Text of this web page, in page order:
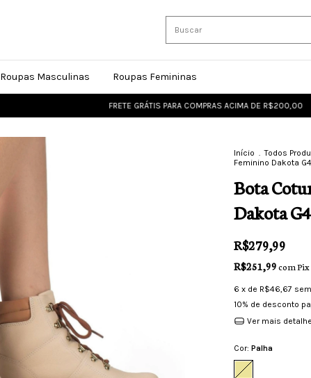
Roupas Masculinas Roupas Femininas
FRETE GRÁTIS PARA COMPRAS ACIMA DE R$200,00 FRETE
Início . Todos
Feminino Dakota
Bota
Dakota
R$279,99
R$251,99comPix
6 x de R$46,67
10% de desconto
Ver mais
Cor: Palha